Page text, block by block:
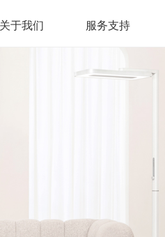
关于我们 服务支持